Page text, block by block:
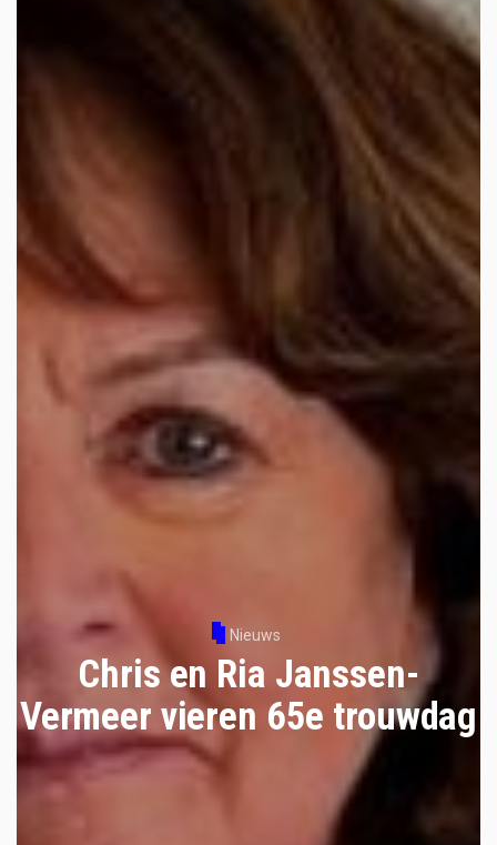
Nieuws
Chris en Ria Janssen-
Vermeer vieren 65e trouwdag